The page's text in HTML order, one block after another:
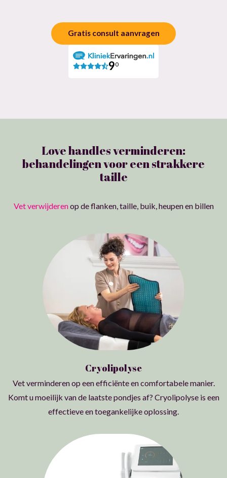
Gratis consult aanvragen
90
Love handles verminderen:
behandelingen voor een strakkere
taille
Vet verwijderenop de flanken, taille, buik, heupen en billen
Cryolipolyse
Vet verminderen op een efficiënte en comfortabele manier.
Komt u moeilijk van de laatste pondjes af? Cryolipolyse is een
effectieve en toegankelijke oplossing.